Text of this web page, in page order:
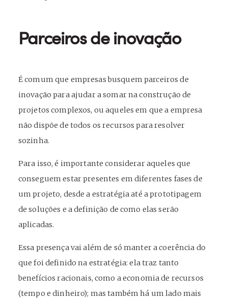
Parceiros de inovação
É comum que empresas busquem parceiros de
inovação para ajudar a somar na construção de
projetos complexos, ou aqueles em que a empresa
não dispõe de todos os recursos para resolver
sozinha.
Para isso, é importante considerar aqueles que
conseguem estar presentes em diferentes fases de
um projeto, desde a estratégia até a prototipagem
de soluções e a definição de como elas serão
aplicadas.
Essa presença vai além de só manter a coerência do
que foi definido na estratégia: ela traz tanto
benefícios racionais, como a economia de recursos
(tempo e dinheiro); mas também há um lado mais